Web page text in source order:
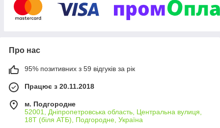
Про нас
95% позитивних з 59 відгуків за рік
Працює з 20.11.2018
м. Подгородне
52001, Дніпропетровська область, Центральна вулиця,
18Т (біля АТБ), Подгородне, Україна